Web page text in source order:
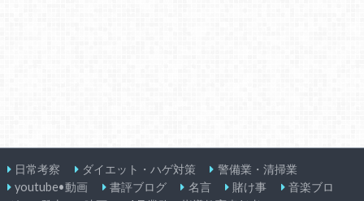
日常考察 ダイエット・ハゲ対策
警備業・清掃業
youtube•動画
書評ブログ 名言 賭け事
音楽ブロ